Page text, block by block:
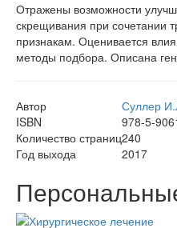
Отражены возможности
скрещивания при сочетании
признакам. Оценивается
методы подбора. Описана
Автор
Суллер
ISBN
978-5-
Количество страниц240
Год выхода
2017